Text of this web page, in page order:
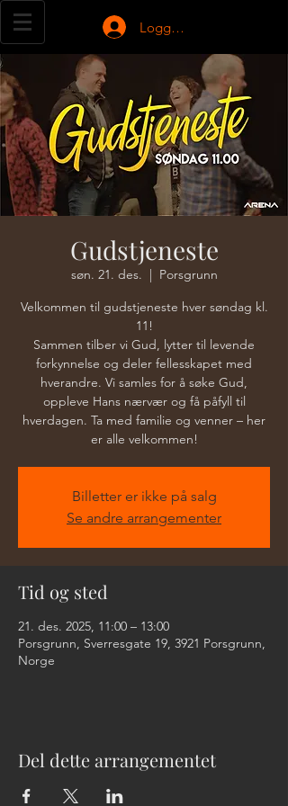
Logg inn
Gudstjeneste
søn. 21. des.
  |
Porsgrunn
Velkommen til gudstjeneste hver søndag kl.
11!
Sammen tilber vi Gud, lytter til levende
forkynnelse og deler fellesskapet med
hverandre. Vi samles for å søke Gud,
oppleve Hans nærvær og få påfyll til
hverdagen. Ta med familie og venner – her
er alle velkommen!
Billetter er ikke på salg
Se andre arrangementer
Tid og sted
21. des. 2025, 11:00 – 13:00
Porsgrunn, Sverresgate 19, 3921 Porsgrunn,
Norge
Del dette arrangementet